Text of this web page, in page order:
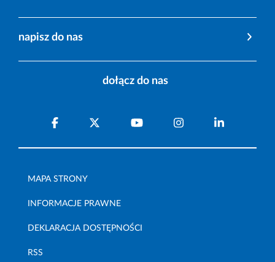
napisz do nas
dołącz do nas
MAPA STRONY
INFORMACJE PRAWNE
DEKLARACJA DOSTĘPNOŚCI
RSS